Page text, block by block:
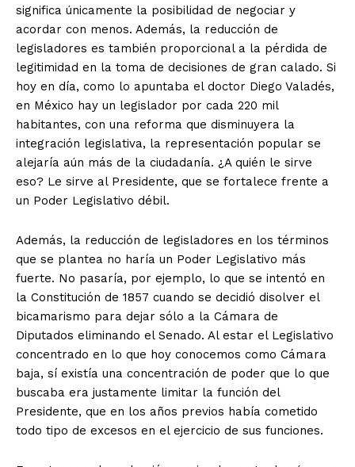
significa únicamente la posibilidad de negociar y
acordar con menos. Además, la reducción de
legisladores es también proporcional a la pérdida de
legitimidad en la toma de decisiones de gran calado. Si
hoy en día, como lo apuntaba el doctor Diego Valadés,
en México hay un legislador por cada 220 mil
habitantes, con una reforma que disminuyera la
integración legislativa, la representación popular se
alejaría aún más de la ciudadanía. ¿A quién le sirve
eso? Le sirve al Presidente, que se fortalece frente a
un Poder Legislativo débil.
Además, la reducción de legisladores en los términos
que se plantea no haría un Poder Legislativo más
fuerte. No pasaría, por ejemplo, lo que se intentó en
la Constitución de 1857 cuando se decidió disolver el
bicamarismo para dejar sólo a la Cámara de
Diputados eliminando el Senado. Al estar el Legislativo
concentrado en lo que hoy conocemos como Cámara
baja, sí existía una concentración de poder que lo que
buscaba era justamente limitar la función del
Presidente, que en los años previos había cometido
todo tipo de excesos en el ejercicio de sus funciones.